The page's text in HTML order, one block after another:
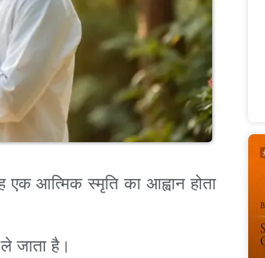
आत्मिक स्मृति का आह्वान होता
जाता है।